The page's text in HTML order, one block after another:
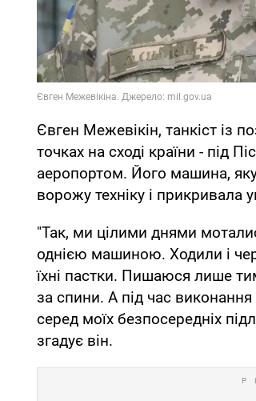
Євген Межевікін, танкіст із
точках на сході країни - під
аеропортом. Його машина,
ворожу техніку і прикривала
"Так, ми цілими днями
однією машиною. Ходили і
їхні пастки. Пишаюся лише
за спини. А під час
серед моїх безпосередніх
згадує він.